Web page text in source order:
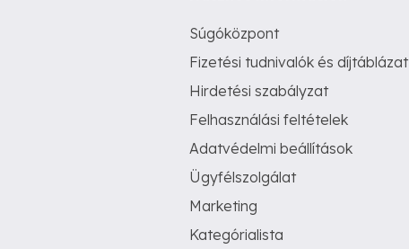
Súgóközpont
Fizetési tudnivalók és díjtáblázat
Hirdetési szabályzat
Felhasználási feltételek
Adatvédelmi beállítások
Ügyfélszolgálat
Marketing
Kategórialista